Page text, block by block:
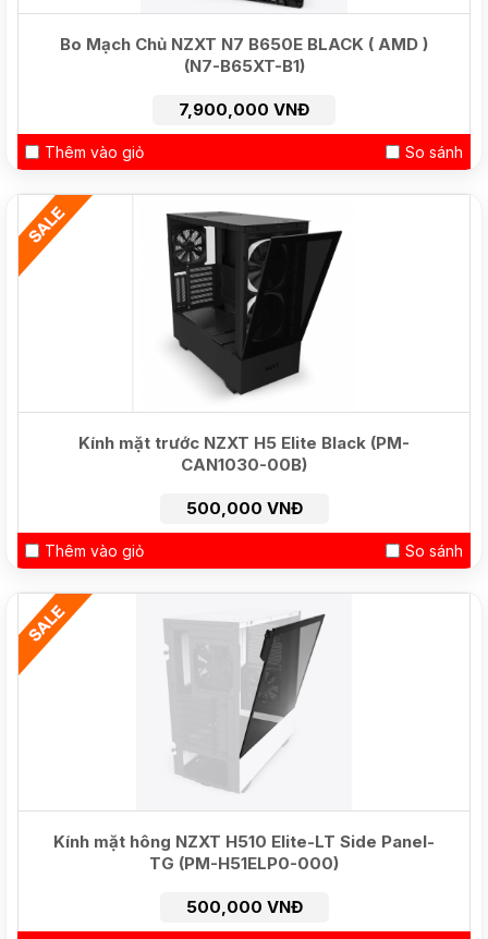
Bo Mạch Chủ NZXT N7 B650E BLACK ( AMD )
(N7-B65XT-B1)
7,900,000 VNĐ
Thêm vào giỏ So sánh
HOT
Kính mặt trước NZXT H5 Elite Black (PM-
CAN1030-00B)
500,000 VNĐ
Thêm vào giỏ So sánh
NEW
Kính mặt hông NZXT H510 Elite-LT Side Panel-
TG (PM-H51ELP0-000)
500,000 VNĐ